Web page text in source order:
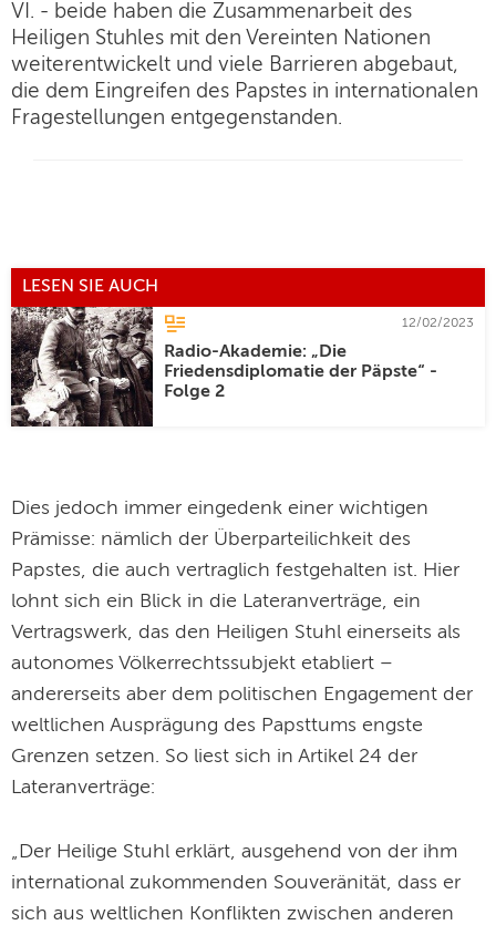
VI. - beide haben die Zusammenarbeit des
Heiligen Stuhles mit den Vereinten Nationen
weiterentwickelt und viele Barrieren abgebaut,
die dem Eingreifen des Papstes in internationalen
Fragestellungen entgegenstanden.
LESEN SIE AUCH
12/02/2023
Radio-Akademie: „Die
Friedensdiplomatie der Päpste“ -
Folge 2
Dies jedoch immer eingedenk einer wichtigen
Prämisse: nämlich der Überparteilichkeit des
Papstes, die auch vertraglich festgehalten ist. Hier
lohnt sich ein Blick in die Lateranverträge, ein
Vertragswerk, das den Heiligen Stuhl einerseits als
autonomes Völkerrechtssubjekt etabliert –
andererseits aber dem politischen Engagement der
weltlichen Ausprägung des Papsttums engste
Grenzen setzen. So liest sich in Artikel 24 der
Lateranverträge:
„Der Heilige Stuhl erklärt, ausgehend von der ihm
international zukommenden Souveränität, dass er
sich aus weltlichen Konflikten zwischen anderen